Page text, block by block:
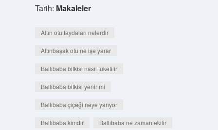
Tarih: Makaleler
Altın otu faydaları nelerdir
Altınbaşak otu ne işe yarar
Ballıbaba bitkisi nasıl tüketilir
Ballıbaba bitkisi yenir mi
Ballıbaba çiçeği neye yarıyor
Ballıbaba kimdir Ballıbaba ne zaman ekilir